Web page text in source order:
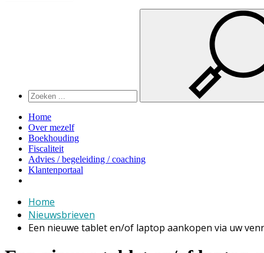
Home
Over mezelf
Boekhouding
Fiscaliteit
Advies / begeleiding / coaching
Klantenportaal
Home
Nieuwsbrieven
Een nieuwe tablet en/of laptop aankopen via uw